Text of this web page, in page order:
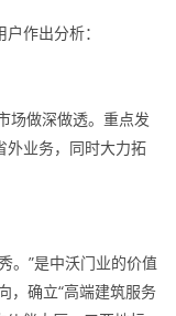
作出分析：
场做深做透。重点发
外业务，同时大力拓
。”是中沃门业的价值
，确立“高端建筑服务